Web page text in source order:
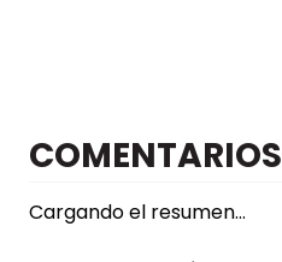
COMENTARIOS
(0 comentarios)